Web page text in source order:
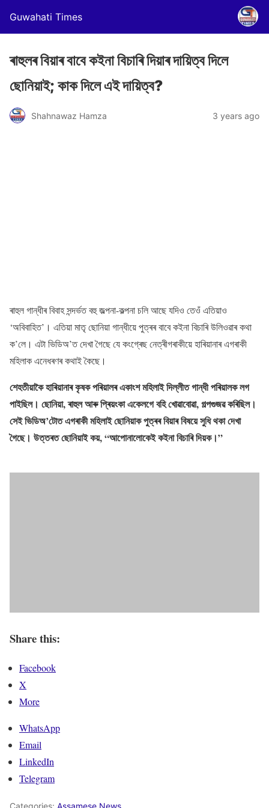
Guwahati Times
ৰাহুলৰ বিয়াৰ বাবে কইনা বিচাৰি দিয়াৰ দায়িত্ব দিলে
ছোনিয়াই; কাক দিলে এই দায়িত্ব?
Shahnawaz Hamza 3 years ago
ৰাহুল গান্ধীৰ বিবাহ সন্দৰ্ভত বহু জল্পনা-কল্পনা চলি আছে যদিও তেওঁ এতিয়াও
‘অবিবাহিত’। এতিয়া মাতৃ ছোনিয়া গান্ধীয়ে পুত্ৰৰ বাবে কইনা বিচাৰি উলিওৱাৰ কথা
ক’লে। এটা ভিডিঅ’ত দেখা গৈছে যে কংগ্ৰেছ নেত্ৰীগৰাকীয়ে হাৰিয়ানাৰ এগৰাকী
মহিলাক এনেধৰণৰ কথাই কৈছে।
শেহতীয়াকৈ হাৰিয়ানাৰ কৃষক পৰিয়ালৰ একাংশ মহিলাই দিল্লীত গান্ধী পৰিয়ালক লগ
পাইছিল। ছোনিয়া, ৰাহুল আৰু প্ৰিয়ংকা একেলগে বহি খোৱাবোৱা, গল্পগুজৱ কৰিছিল।
সেই ভিডিঅ’টোত এগৰাকী মহিলাই ছোনিয়াক পুত্ৰৰ বিয়াৰ বিষয়ে সুধি থকা দেখা
গৈছে। উত্তৰত ছোনিয়াই কয়, “আপোনালোকেই কইনা বিচাৰি দিয়ক।”
Share this:
Facebook
X
More
WhatsApp
Email
LinkedIn
Telegram
Categories: Assamese News